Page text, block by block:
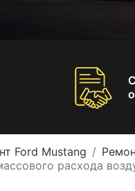
Ford Mustang
расхода